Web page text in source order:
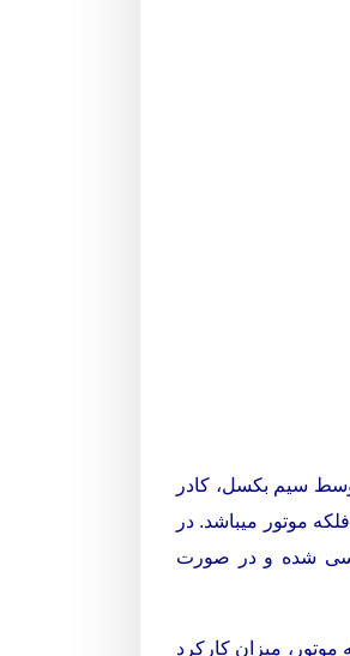
سیم بکسل، کادر
موتور میباشد. در
شده و در صورت
میزان کارکرد